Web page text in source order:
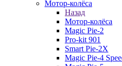
Мотор-колёса
Назад
Мотор-колёса
Magic Pie-2
Pro-kit 901
Smart Pie-2X
Magic Pie-4